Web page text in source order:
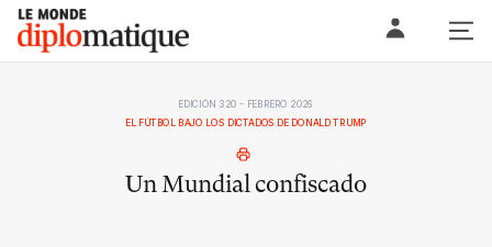
Skip
content
Le monde diplomatique
EDICIÓN 320 - FEBRERO 2026
EL FÚTBOL BAJO LOS DICTADOS DE DONALD TRUMP
Un Mundial confiscado